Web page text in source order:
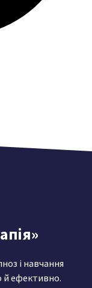
і навчання
й ефективно.